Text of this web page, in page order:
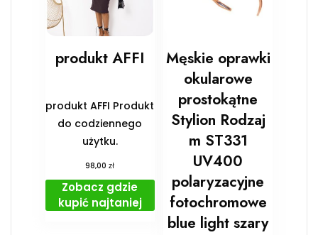
produkt AFFI
produkt AFFI Produkt
do codziennego
użytku.
98,00zł
Zobacz gdzie
kupić najtaniej
Męskie oprawki
okularowe
prostokątne
Stylion Rodzaj
m ST331
UV400
polaryzacyjne
fotochromowe
blue light szary